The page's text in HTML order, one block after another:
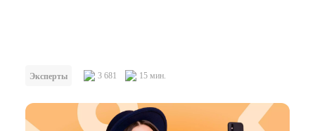
Эксперты 3 681 15 мин.